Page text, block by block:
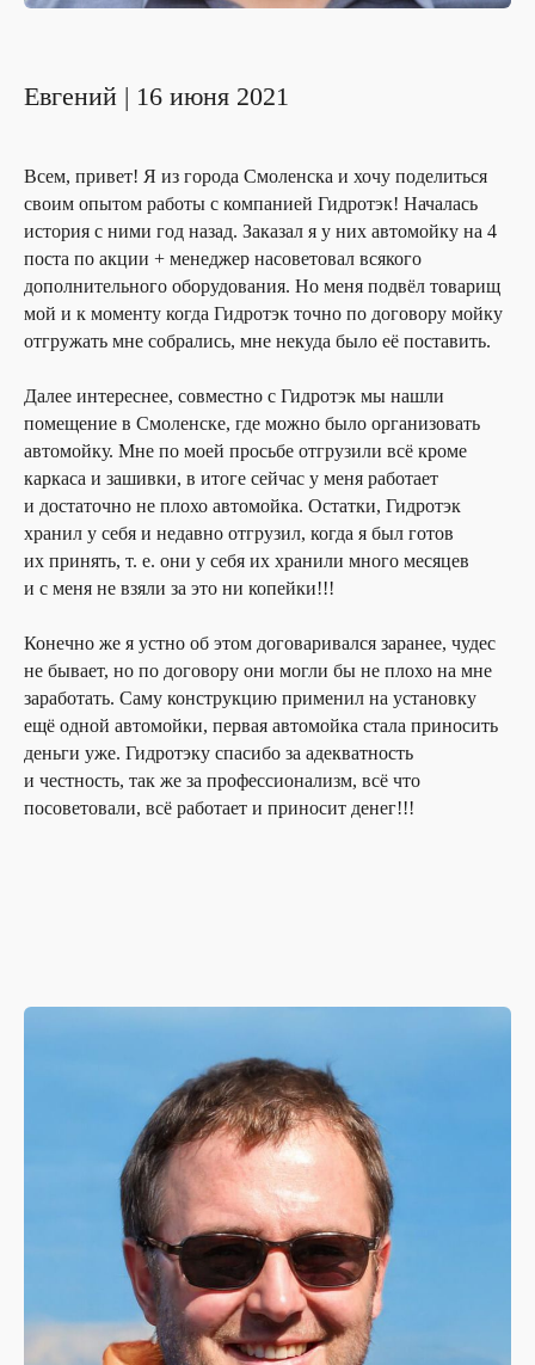
Евгений | 16 июня 2021
Всем, привет! Я из города Смоленска и хочу поделиться
своим опытом работы с компанией Гидротэк! Началась
история с ними год назад. Заказал я у них автомойку на 4
поста по акции + менеджер насоветовал всякого
дополнительного оборудования. Но меня подвёл товарищ
мой и к моменту когда Гидротэк точно по договору мойку
отгружать мне собрались, мне некуда было её поставить.
Далее интереснее, совместно с Гидротэк мы нашли
помещение в Смоленске, где можно было организовать
автомойку. Мне по моей просьбе отгрузили всё кроме
каркаса и зашивки, в итоге сейчас у меня работает
и достаточно не плохо автомойка. Остатки, Гидротэк
хранил у себя и недавно отгрузил, когда я был готов
их принять, т. е. они у себя их хранили много месяцев
и с меня не взяли за это ни копейки!!!
Конечно же я устно об этом договаривался заранее, чудес
не бывает, но по договору они могли бы не плохо на мне
заработать. Саму конструкцию применил на установку
ещё одной автомойки, первая автомойка стала приносить
деньги уже. Гидротэку спасибо за адекватность
и честность, так же за профессионализм, всё что
посоветовали, всё работает и приносит денег!!!